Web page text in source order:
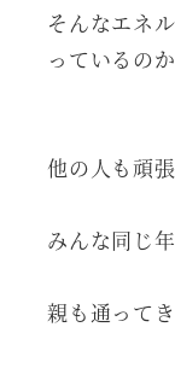
そんなエネ
っているの
他の人も頑
みんな同じ
親も通って